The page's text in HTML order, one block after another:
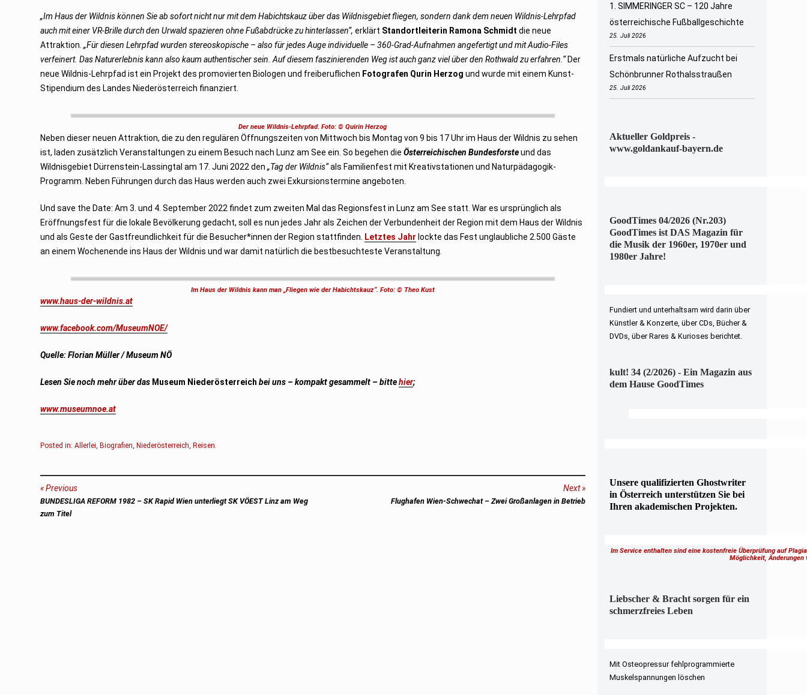
„Im Haus der Wildnis können Sie ab sofort nicht nur mit dem Habichtskauz über das Wildnisgebiet fliegen, sondern dank dem neuen Wildnis-Lehrpfad
auch mit einer VR-Brille durch den Urwald spazieren ohne Fußabdrücke zu hinterlassen“, erklärt Standortleiterin Ramona Schmidtdie neue
Attraktion.„Für diesen Lehrpfad wurden stereoskopische – also für jedes Auge individuelle – 360-Grad-Aufnahmen angefertigt und mit Audio-Files
verfeinert. Das Naturerlebnis kann also kaum authentischer sein. Auf diesem faszinierenden Weg ist auch ganz viel über den Rothwald zu erfahren.“Der
neue Wildnis-Lehrpfad ist ein Projekt des promovierten Biologen und freiberuflichen Fotografen Qurin Herzog und wurde mit einem Kunst-
Stipendium des Landes Niederösterreich finanziert.
Der neue Wildnis-Lehrpfad. Foto: © Quirin Herzog
Neben dieser neuen Attraktion, die zu den regulären Öffnungszeiten von Mittwoch bis Montag von 9 bis 17 Uhr im Haus der Wildnis zu sehen
ist, laden zusätzlich Veranstaltungen zu einem Besuch nach Lunz am See ein. So begehen dieÖsterreichischen Bundesforsteund das
Wildnisgebiet Dürrenstein-Lassingtal am 17. Juni 2022 den„Tag der Wildnis“als Familienfest mit Kreativstationen und Naturpädagogik-
Programm. Neben Führungen durch das Haus werden auch zwei Exkursionstermine angeboten.
Und save the Date: Am 3. und 4. September 2022 findet zum zweiten Mal das Regionsfest in Lunz am See statt. War es ursprünglich als
Eröffnungsfest für die lokale Bevölkerung gedacht, soll es nun jedes Jahr als Zeichen der Verbundenheit der Region mit dem Haus der Wildnis
und als Geste der Gastfreundlichkeit für die Besucher*innen der Region stattfinden. Letztes Jahr lockte das Fest unglaubliche 2.500 Gäste
an einem Wochenende ins Haus der Wildnis und war damit natürlich die bestbesuchteste Veranstaltung.
Im Haus der Wildnis kann man „Fliegen wie der Habichtskauz“. Foto: © Theo Kust
www.haus-der-wildnis.at
www.facebook.com/MuseumNOE/
Quelle: Florian Müller / Museum NÖ
Lesen Sie noch mehr über das Museum Niederösterreichbei uns – kompakt gesammelt – bittehier;
www.museumnoe.at
Posted in:Allerlei ,Biografien ,Niederösterreich ,Reisen
Beitragsnavigation
Previous
Previous
post:
BUNDESLIGA REFORM 1982 – SK Rapid Wien unterliegt SK VÖEST Linz am Weg
zum Titel
Next
Next
Flughafen Wien-Schwechat – Zwei Großanlagen in Betrieb
1. SIMMERINGER SC – 120 Jahre
österreichische Fußballgeschichte
25. Juli 2026
Erstmals natürliche Aufzucht bei
Schönbrunner Rothalsstraußen
25. Juli 2026
Aktueller Goldpreis -
www.goldankauf-bayern.de
GoodTimes 04/2026 (Nr.203)
GoodTimes ist DAS Magazin für
die Musik der 1960er, 1970er und
1980er Jahre!
Fundiert und unterhaltsam wird darin über
Künstler & Konzerte, über CDs, Bücher &
DVDs, über Rares & Kurioses berichtet.
kult! 34 (2/2026) - Ein Magazin aus
dem Hause GoodTimes
Unsere qualifizierten Ghostwriter
in Österreich unterstützen Sie bei
Ihren akademischen Projekten.
Im Service enthalten sind eine kostenfreie Überprüfung auf
Möglichkeit,
Liebscher & Bracht sorgen für ein
schmerzfreies Leben
Mit Osteopressur fehlprogrammierte
Muskelspannungen löschen